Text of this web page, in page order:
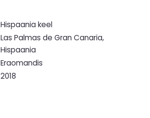
Hispaania keel
Las Palmas de Gran Canaria,
Hispaania
Eraomandis
2018